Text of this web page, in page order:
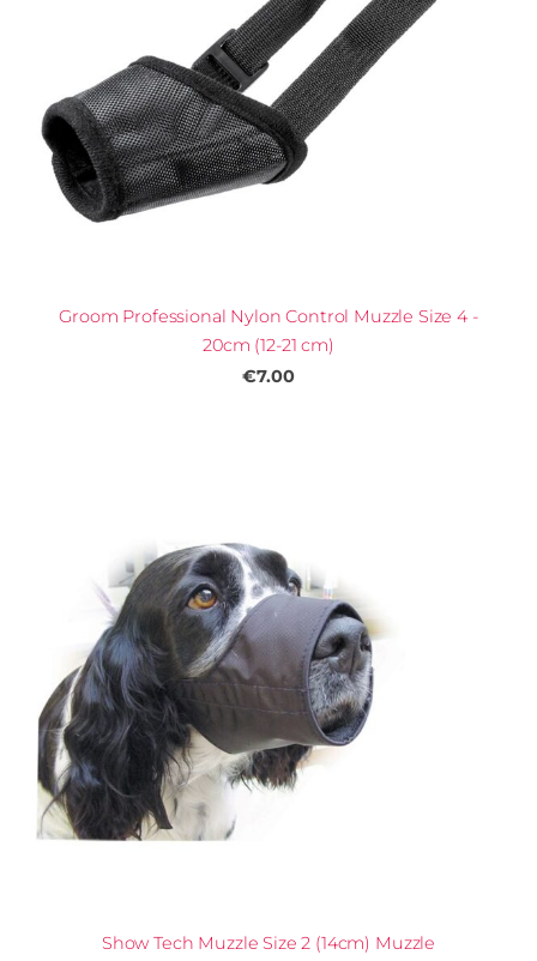
Groom Professional Nylon Control Muzzle Size 4 -
20cm (12-21 cm)
€7.00
Show Tech Muzzle Size 2 (14cm) Muzzle